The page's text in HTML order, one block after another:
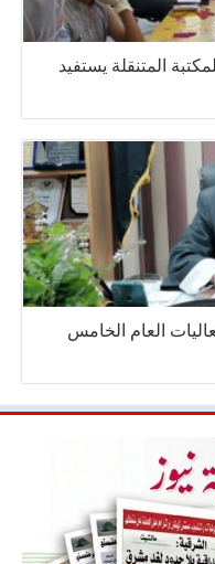
تنظم 19 زيارة للمكتبة المتنقلة يستفيد
العام الخامس